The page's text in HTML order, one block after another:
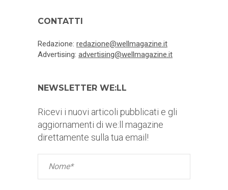
CONTATTI
Redazione: redazione@wellmagazine.it
Advertising: advertising@wellmagazine.it
NEWSLETTER WE:LL
Ricevi i nuovi articoli pubblicati e gli
aggiornamenti di we:ll magazine
direttamente sulla tua email!